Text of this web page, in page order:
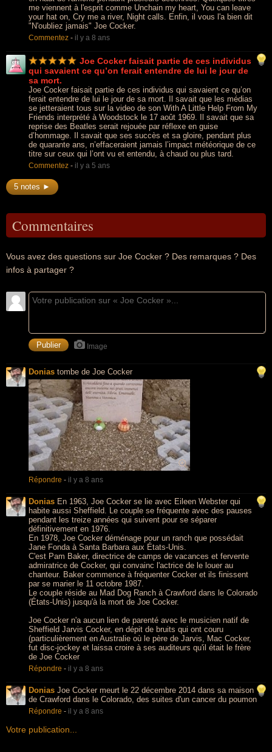
me viennent à l'esprit comme Unchain my heart, You can leave
your hat on, Cry me a river, Night calls. Enfin, il vous l'a bien dit
"N'oubliez jamais" Joe Cocker.
Commentez - il y a 8 ans
Joe Cocker faisait partie de ces individus
qui savaient ce qu’on ferait entendre de lui le jour de
sa mort.
Joe Cocker faisait partie de ces individus qui savaient ce qu’on
ferait entendre de lui le jour de sa mort. Il savait que les médias
se jetteraient tous sur la video de son With A Little Help From My
Friends interprété à Woodstock le 17 août 1969. Il savait que sa
reprise des Beatles serait rejouée par réflexe en guise
d’hommage. Il savait que ses succès et sa gloire, pendant plus
de quarante ans, n’effaceraient jamais l’impact météorique de ce
titre sur ceux qui l’ont vu et entendu, à chaud ou plus tard.
Commentez - il y a 5 ans
5 notes ►
Commentaires
Vous avez des questions sur Joe Cocker ? Des remarques ? Des
infos à partager ?
Image
Donias tombe de Joe Cocker
Répondre - il y a 8 ans
Donias En 1963, Joe Cocker se lie avec Eileen Webster qui
habite aussi Sheffield. Le couple se fréquente avec des pauses
pendant les treize années qui suivent pour se séparer
définitivement en 1976.
En 1978, Joe Cocker déménage pour un ranch que possédait
Jane Fonda à Santa Barbara aux États-Unis.
C'est Pam Baker, directrice de camps de vacances et fervente
admiratrice de Cocker, qui convainc l'actrice de le louer au
chanteur. Baker commence à fréquenter Cocker et ils finissent
par se marier le 11 octobre 1987.
Le couple réside au Mad Dog Ranch à Crawford dans le Colorado
(États-Unis) jusqu'à la mort de Joe Cocker.
Joe Cocker n'a aucun lien de parenté avec le musicien natif de
Sheffield Jarvis Cocker, en dépit de bruits qui ont couru
(particulièrement en Australie où le père de Jarvis, Mac Cocker,
fut disc-jockey et laissa croire à ses auditeurs qu'il était le frère
de Joe Cocker
Répondre - il y a 8 ans
Donias Joe Cocker meurt le 22 décembre 2014 dans sa maison
de Crawford dans le Colorado, des suites d'un cancer du poumon
Répondre - il y a 8 ans
Votre publication...